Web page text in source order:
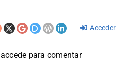
Acceder
para comentar